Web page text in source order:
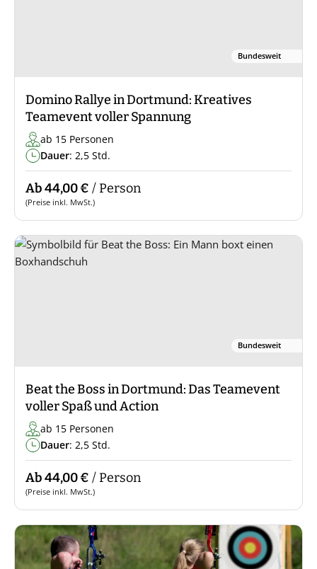
Bundesweit
Domino Rallye in Dortmund: Kreatives
Teamevent voller Spannung
ab 15 Personen
Dauer: 2,5 Std.
Ab 44,00 € / Person
(Preise inkl. MwSt.)
Bundesweit
Beat the Boss in Dortmund: Das Teamevent
voller Spaß und Action
ab 15 Personen
Dauer: 2,5 Std.
Ab 44,00 € / Person
(Preise inkl. MwSt.)